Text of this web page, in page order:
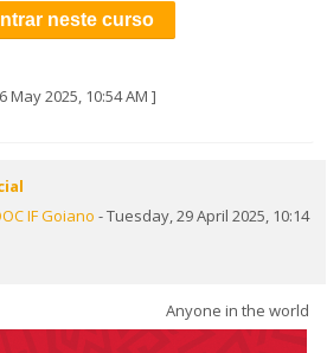
neste curso
2025, 10:54 AM ]
IF Goiano - Tuesday, 29 April 2025, 10:14
Anyone in the world